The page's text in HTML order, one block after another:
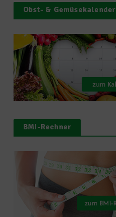
Obst- & Gemüsekalender
BMI-Rechner